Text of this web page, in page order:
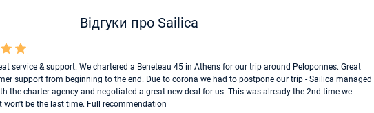
Відгуки про Sailica
service & support. We chartered a Beneteau 45 in Athens for our trip around Peloponnes. Great
support from beginning to the end. Due to corona we had to postpone our trip - Sailica managed
the charter agency and negotiated a great new deal for us. This was already the 2nd time we
be the last time. Full recommendation